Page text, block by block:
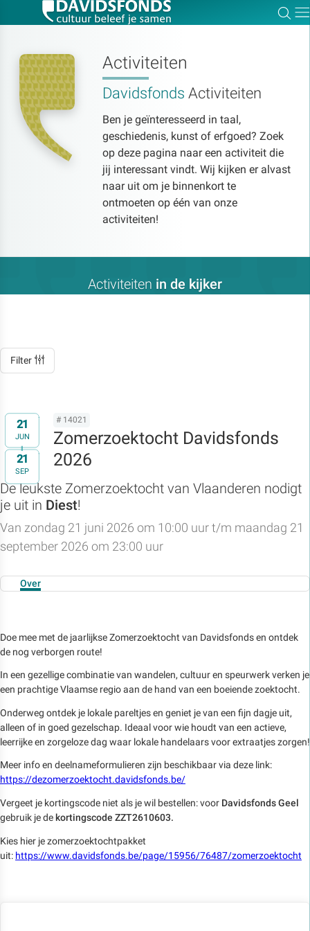
Activiteiten
Davidsfonds Activiteiten
Ben je geïnteresseerd in taal,
geschiedenis, kunst of erfgoed? Zoek
op deze pagina naar een activiteit die
jij interessant vindt. Wij kijken er alvast
naar uit om je binnenkort te
ontmoeten op één van onze
activiteiten!
Activiteiten in de kijker
Filter
21
JUN
t/m
21
SEP
# 14021
Zomerzoektocht Davidsfonds
2026
De leukste Zomerzoektocht van Vlaanderen nodigt
je uit in Diest!
Van zondag 21 juni 2026 om 10:00 uur t/m maandag 21
september 2026 om 23:00 uur
Over
Doe mee met de jaarlijkse Zomerzoektocht van Davidsfonds en ontdek
de nog verborgen route!
In een gezellige combinatie van wandelen, cultuur en speurwerk verken je
een prachtige Vlaamse regio aan de hand van een boeiende zoektocht.
Onderweg ontdek je lokale pareltjes en geniet je van een fijn dagje uit,
alleen of in goed gezelschap. Ideaal voor wie houdt van een actieve,
leerrijke en zorgeloze dag waar lokale handelaars voor extraatjes zorgen!
Meer info en deelnameformulieren zijn beschikbaar via deze link:
https://dezomerzoektocht.davidsfonds.be/
Vergeet je kortingscode niet als je wil bestellen: voor Davidsfonds Geel
gebruik je de kortingscode ZZT2610603.
Kies hier je zomerzoektochtpakket
uit: https://www.davidsfonds.be/page/15956/76487/zomerzoektocht
Zoek:
Zoeken